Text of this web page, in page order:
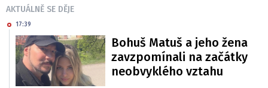
AKTUÁLNĚ SE DĚJE
17:39
Bohuš Matuš a jeho žena
zavzpomínali na začátky
neobvyklého vztahu